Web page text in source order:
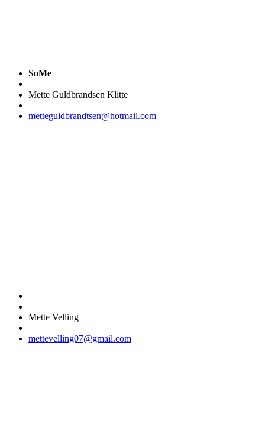
SoMe
Mette Guldbrandsen Klitte
metteguldbrandtsen@hotmail.com
Mette Velling
mettevelling07@gmail.com